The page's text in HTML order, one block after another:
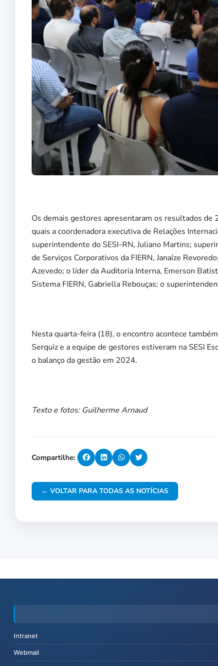
Os demais gestores apresentaram os resultados
quais a coordenadora executiva de Relações
superintendente do SESI-RN, Juliano Martins;
de Serviços Corporativos da FIERN, Janaíze
Azevedo; o líder da Auditoria Interna, Emerson
Sistema FIERN, Gabriella Rebouças; o
Nesta quarta-feira (18), o encontro acontece
Serquiz e a equipe de gestores estiveram na SESI
o balanço da gestão em 2024.
Texto e fotos: Guilherme Arnaud
Compartilhe:
← VOLTAR PARA TODAS AS NOTÍCIAS
Intranet
Webmail